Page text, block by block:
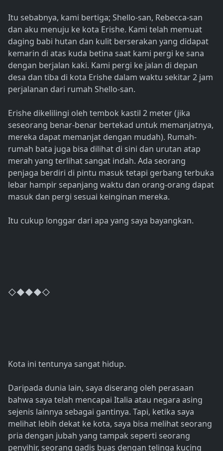
Itu sebabnya, kami bertiga; Shello-san, Rebecca-san
dan aku menuju ke kota Erishe. Kami telah memuat
daging babi hutan dan kulit berserakan yang didapat
kemarin di atas kuda betina saat kami pergi ke sana
dengan berjalan kaki. Kami pergi ke jalan di depan
desa dan tiba di kota Erishe dalam waktu sekitar 2 jam
perjalanan dari rumah Shello-san.
Erishe dikelilingi oleh tembok kastil 2 meter (jika
seseorang benar-benar bertekad untuk memanjatnya,
mereka dapat memanjat dengan mudah). Rumah-
rumah bata juga bisa dilihat di sini dan urutan atap
merah yang terlihat sangat indah. Ada seorang
penjaga berdiri di pintu masuk tetapi gerbang terbuka
lebar hampir sepanjang waktu dan orang-orang dapat
masuk dan pergi sesuai keinginan mereka.
Itu cukup longgar dari apa yang saya bayangkan.
◇◆◆◆◇
Kota ini tentunya sangat hidup.
Daripada dunia lain, saya diserang oleh perasaan
bahwa saya telah mencapai Italia atau negara asing
sejenis lainnya sebagai gantinya. Tapi, ketika saya
melihat lebih dekat ke kota, saya bisa melihat seorang
pria dengan jubah yang tampak seperti seorang
penyihir, seorang gadis buas dengan telinga kucing